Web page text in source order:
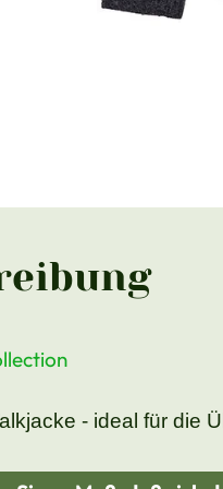
- ideal für die